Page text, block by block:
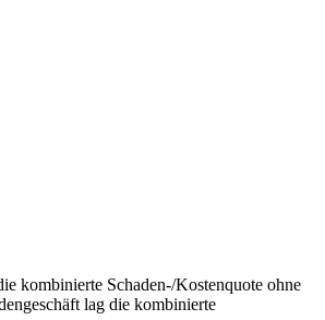
kombinierte Schaden-/Kostenquote ohne
lag die kombinierte